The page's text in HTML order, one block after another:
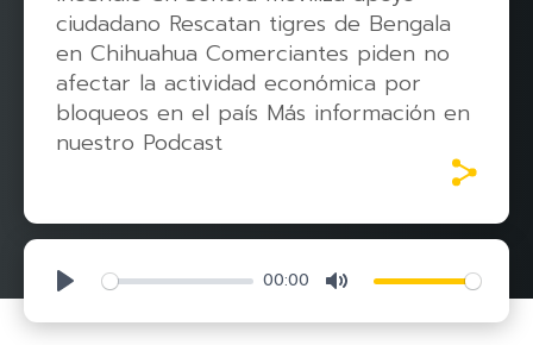
ciudadano Rescatan tigres de Bengala
en Chihuahua Comerciantes piden no
afectar la actividad económica por
bloqueos en el país Más información en
nuestro Podcast
Play 00:00 Mute